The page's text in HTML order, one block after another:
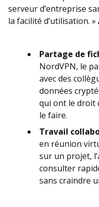
serveur d’entreprise
la facilité d’utilisation. »
Partage de
NordVPN, le
avec des
données
qui ont le droit
le faire.
Travail
en réunion
sur un projet,
consulter
sans craindre